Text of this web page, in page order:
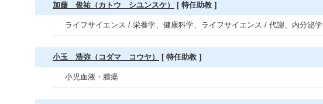
加藤 俊祐（カトウ シユンスケ） [ 特任助教 ]
ライフサイエンス / 栄養学、健康科学、ライフサイエンス / 代謝、内分泌学
小玉 浩弥（コダマ コウヤ） [ 特任助教 ]
小児血液・腫瘍